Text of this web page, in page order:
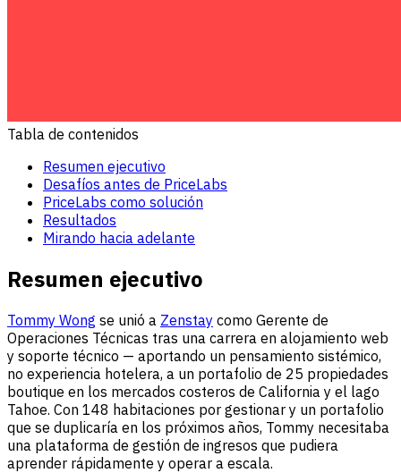
Tabla de contenidos
Resumen ejecutivo
Desafíos antes de PriceLabs
PriceLabs como solución
Resultados
Mirando hacia adelante
Resumen ejecutivo
Tommy Wong se unió a Zenstay como Gerente de
Operaciones Técnicas tras una carrera en alojamiento web
y soporte técnico — aportando un pensamiento sistémico,
no experiencia hotelera, a un portafolio de 25 propiedades
boutique en los mercados costeros de California y el lago
Tahoe. Con 148 habitaciones por gestionar y un portafolio
que se duplicaría en los próximos años, Tommy necesitaba
una plataforma de gestión de ingresos que pudiera
aprender rápidamente y operar a escala.